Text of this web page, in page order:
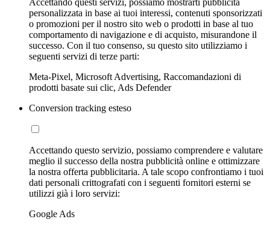
personalizzata in base ai tuoi interessi, contenuti sponsorizzati
o promozioni per il nostro sito web o prodotti in base al tuo
comportamento di navigazione e di acquisto, misurandone il
successo. Con il tuo consenso, su questo sito utilizziamo i
seguenti servizi di terze parti:
Meta-Pixel, Microsoft Advertising, Raccomandazioni di
prodotti basate sui clic, Ads Defender
Conversion tracking esteso
Accettando questo servizio, possiamo comprendere e valutare
meglio il successo della nostra pubblicità online e ottimizzare
la nostra offerta pubblicitaria. A tale scopo confrontiamo i tuoi
dati personali crittografati con i seguenti fornitori esterni se
utilizzi già i loro servizi:
Google Ads